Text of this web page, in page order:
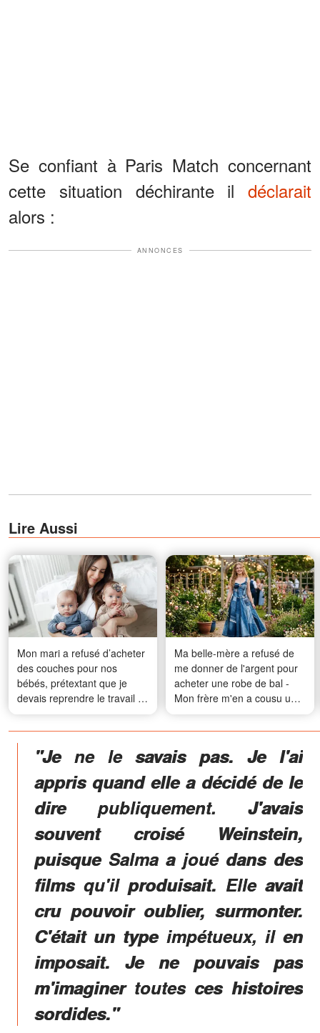
Se confiant à Paris Match concernant
cette situation déchirante il déclarait
alors :
ANNONCES
Lire Aussi
Mon mari a refusé d’acheter
des couches pour nos
bébés, prétextant que je
devais reprendre le travail –
J’ai accepté, mais à une
condition
Ma belle-mère a refusé de
me donner de l'argent pour
acheter une robe de bal -
Mon frère m'en a cousu une
à partir de la collection de
jeans de notre défunte mère
l'a laissée bouche bée
"Je ne le savais pas. Je l'ai
appris quand elle a décidé de le
dire publiquement. J'avais
souvent croisé Weinstein,
puisque Salma a joué dans des
films qu'il produisait. Elle avait
cru pouvoir oublier, surmonter.
C'était un type impétueux, il en
imposait. Je ne pouvais pas
m'imaginer toutes ces histoires
sordides."